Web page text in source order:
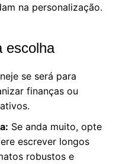
na personalização.
escolha
se será para
finanças ou
Se anda muito, opte
escrever longos
robustos e